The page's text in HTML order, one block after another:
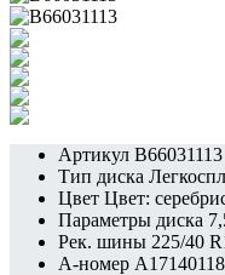
Артикул B66031113
Тип диска
Цвет Цвет:
Параметры диска
Рек. шины 225/40
A-номер